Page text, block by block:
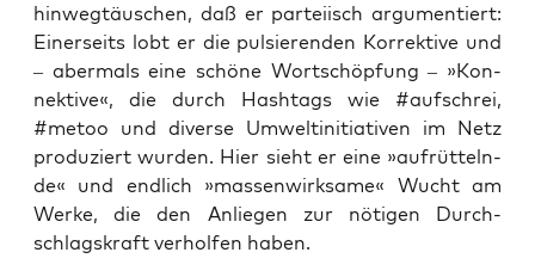
hin­weg­täu­schen, daß er par­tei­isch argu­men­tiert:
Einer­seits lobt er die pul­sie­ren­den Kor­rek­ti­ve und
– aber­mals eine schö­ne Wort­schöp­fung – »Kon­
nek­ti­ve«, die durch Hash­tags wie #auf­schrei,
#metoo und diver­se Umwelt­in­itia­ti­ven im Netz
pro­du­ziert wur­den. Hier sieht er eine »auf­rüt­teln­
de« und end­lich »mas­sen­wirk­sa­me« Wucht am
Wer­ke, die den Anlie­gen zur nöti­gen Durch­
schlags­kraft ver­hol­fen haben.